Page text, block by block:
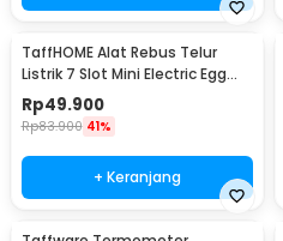
TaffHOME Alat Rebus Telur
Listrik 7 Slot Mini Electric Egg
Cooker 350W - YS-203
Rp49.900
Rp83.900 41%
+ Keranjang